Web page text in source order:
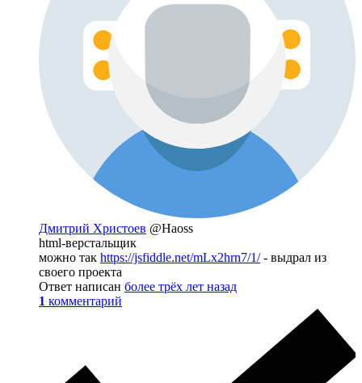
Дмитрий Христоев @Haoss
html-верстальщик
можно так https://jsfiddle.net/mLx2hrn7/1/- выдрал из
своего проекта
Ответ написан более трёх лет назад
1 комментарий